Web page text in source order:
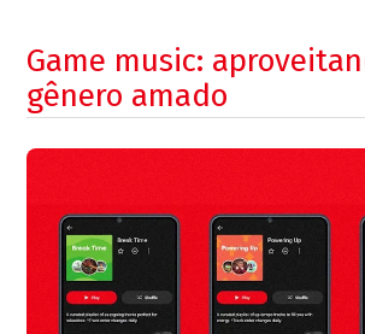
Game music:
gênero amado